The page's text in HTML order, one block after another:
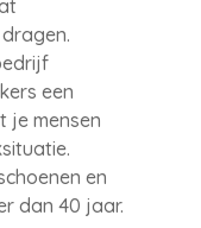
een
je mensen
en
dan 40 jaar.